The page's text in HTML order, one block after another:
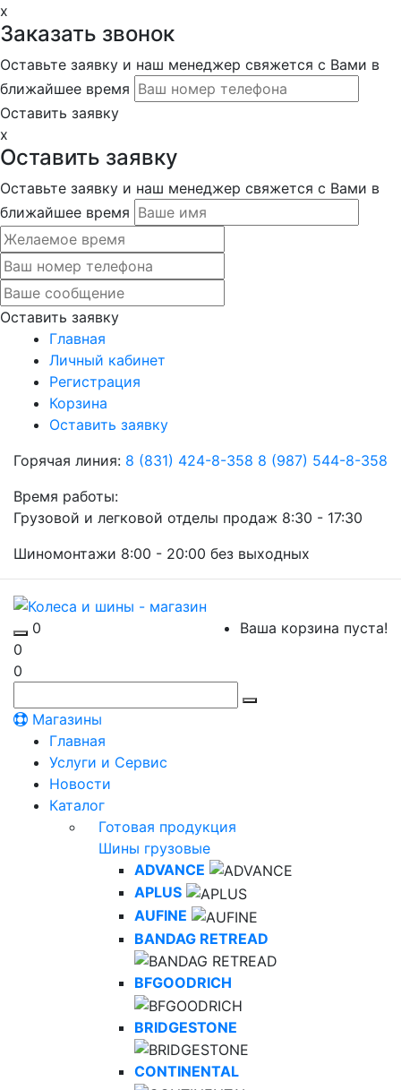
x
Заказать звонок
Оставьте заявку и наш менеджер свяжется с Вами в
ближайшее время
Оставить заявку
x
Оставить заявку
Оставьте заявку и наш менеджер свяжется с Вами в
ближайшее время
Оставить заявку
Главная
Личный кабинет
Регистрация
Корзина
Оставить заявку
Горячая линия: 8 (831) 424-8-358 8 (987) 544-8-358
Время работы:
Грузовой и легковой отделы продаж 8:30 - 17:30
Шиномонтажи 8:00 - 20:00 без выходных
0
Ваша корзина пуста!
0
0
Магазины
Главная
Услуги и Сервис
Новости
Каталог
Готовая продукция
Шины грузовые
ADVANCE
APLUS
AUFINE
BANDAG RETREAD
BFGOODRICH
BRIDGESTONE
CONTINENTAL